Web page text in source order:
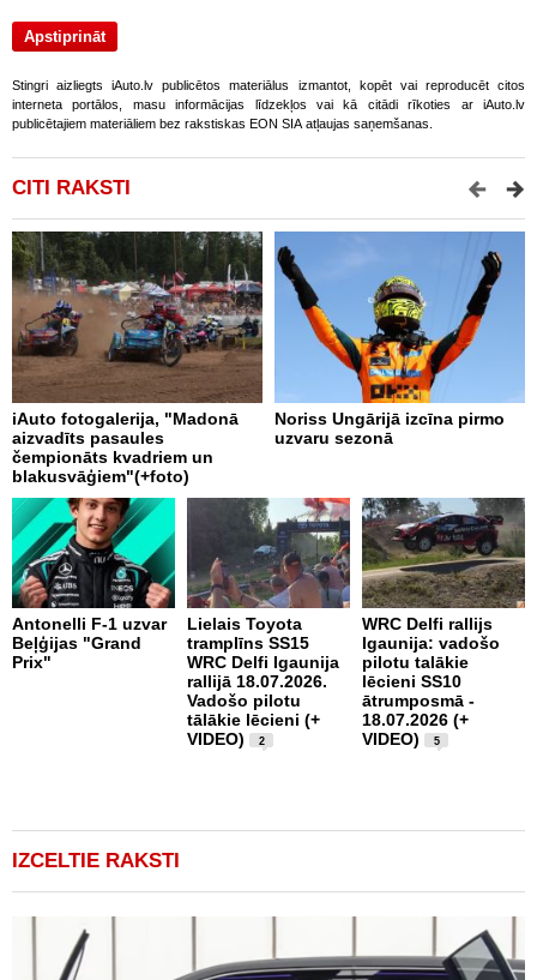
Stingri aizliegts iAuto.lv publicētos materiālus izmantot, kopēt vai reproducēt citos
interneta portālos, masu informācijas līdzekļos vai kā citādi rīkoties ar iAuto.lv
publicētajiem materiāliem bez rakstiskas EON SIA atļaujas saņemšanas.
CITI RAKSTI
iAuto fotogalerija, "Madonā
aizvadīts pasaules
čempionāts kvadriem un
blakusvāģiem"(+foto)
Noriss Ungārijā izcīna pirmo
uzvaru sezonā
Antonelli F-1 uzvar
Beļģijas "Grand
Prix"
Lielais Toyota
tramplīns SS15
WRC Delfi Igaunija
rallijā 18.07.2026.
Vadošo pilotu
tālākie lēcieni (+
VIDEO)
2
WRC Delfi rallijs
Igaunija: vadošo
pilotu talākie
lēcieni SS10
ātrumposmā -
18.07.2026 (+
VIDEO)
5
IZCELTIE RAKSTI